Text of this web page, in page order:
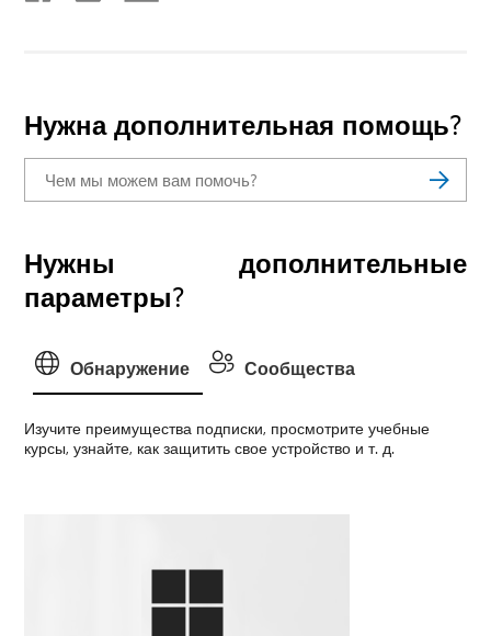
Нужна дополнительная помощь?
Нужны дополнительные
параметры?
Обнаружение Сообщества
Изучите преимущества подписки, просмотрите учебные
курсы, узнайте, как защитить свое устройство и т. д.